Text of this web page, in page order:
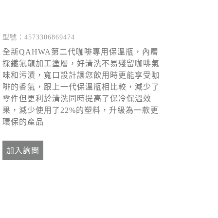
型號：4573306869474
全新QAHWA第二代咖啡專用保溫瓶，內層
採鐵氟龍加工塗層，好清洗不易殘留咖啡氣
味和污漬，寬口設計讓您飲用時更能享受咖
啡的香氣，跟上一代保溫瓶相比較，減少了
零件但更利於清洗同時提高了保冷保溫效
果，減少使用了22%的塑料，升級為一款更
環保的產品
加入詢問